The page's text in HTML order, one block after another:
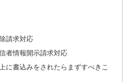
請求対応
者情報開示請求対応
に書込みをされたらまずすべきこ